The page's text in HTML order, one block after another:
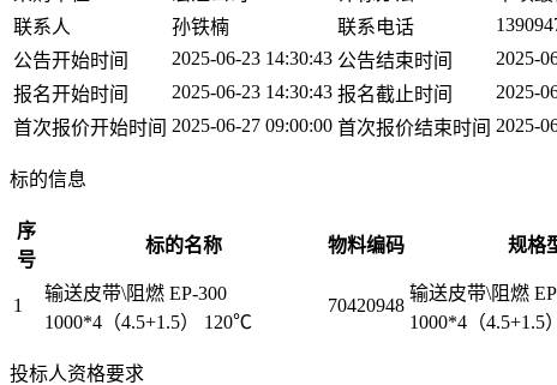
联系人
孙铁楠 联系电话
公告开始时间
2025-06-23 14:30:43 公告结束时间
2025-
报名开始时间
2025-06-23 14:30:43 报名截止时间
2025-
首次报价开始时间 2025-06-27 09:00:00 首次报价结束时间 2025-
标的信息
序
号
标的名称 物料编码 规格
1
输送皮带\阻燃 EP-300
1000*4（4.5+1.5） 120℃
70420948
输送皮带\阻燃
1000*4（4.5+1.5
投标人资格要求